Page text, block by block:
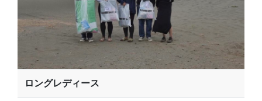
ロングレディース